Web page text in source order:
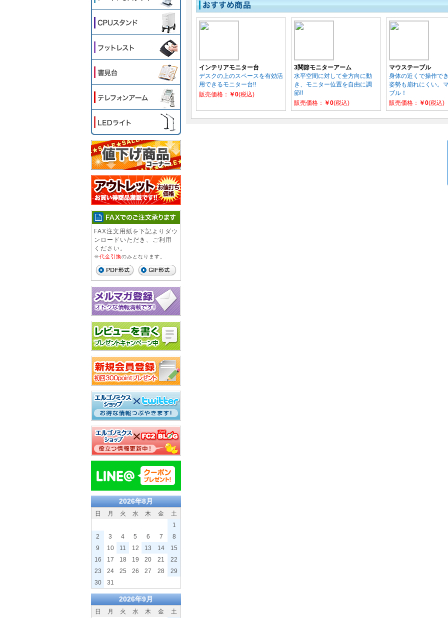
FAX注文用紙を下記よりダウ
ンロードいただき、ご利用
ください。
※代金引換のみとなります。
2026年8月
日 月 火 水 木 金
土
1
2
3 4 5 6 7
8
9
10 11 12 13 14
15
16
17 18 19 20 21
22
23
24 25 26 27 28
29
30
31
2026年9月
日 月 火 水 木 金 土
インテリアモニター台
デスクの上のスペースを有効活
用できるモニター台!!
販売価格：
￥0(税込)
3関節モニターアーム
水平空間に対して全方向に動
き、モニター位置を自由に調
節!!
販売価格：
￥0(税込)
マウステーブル
身体の近くで操作で
姿勢も崩れにくい。
ブル！
販売価格：
￥0(税込)